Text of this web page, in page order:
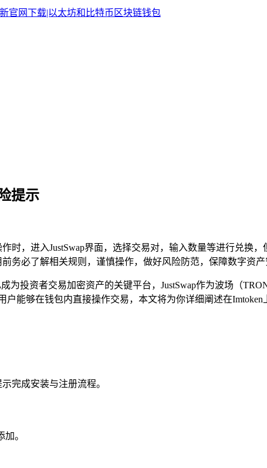
提示
时，进入JustSwap界面，选择交易对，输入数量等进行兑换
务必了解相关规则，谨慎操作，做好风险防范，保障数字资产
为投资者交易加密资产的关键平台，JustSwap作为波场（
能够在钱包内直接操作交易，本文将为你详细阐述在Imtoken
完成安装与注册流程。
。